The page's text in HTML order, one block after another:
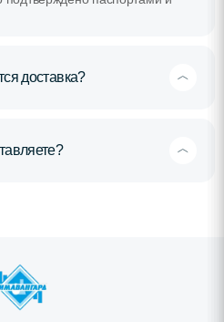
доставка?